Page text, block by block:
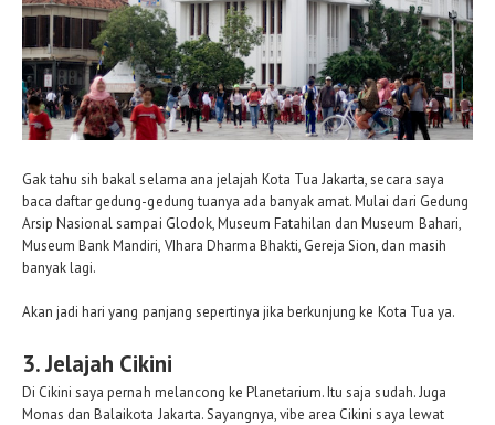
Gak tahu sih bakal selama ana jelajah Kota Tua Jakarta, secara saya
baca daftar gedung-gedung tuanya ada banyak amat. Mulai dari Gedung
Arsip Nasional sampai Glodok, Museum Fatahilan dan Museum Bahari,
Museum Bank Mandiri, VIhara Dharma Bhakti, Gereja Sion, dan masih
banyak lagi.
Akan jadi hari yang panjang sepertinya jika berkunjung ke Kota Tua ya.
3. Jelajah Cikini
Di Cikini saya pernah melancong ke Planetarium. Itu saja sudah. Juga
Monas dan Balaikota Jakarta. Sayangnya, vibe area Cikini saya lewat